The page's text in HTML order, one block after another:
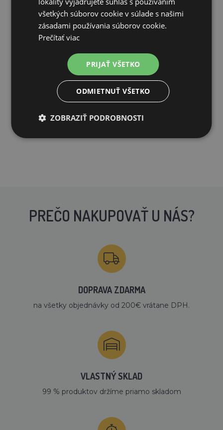
5,10€
2,11€
SKLADOM
PREČO NAKUPOVAŤ U NÁS?
DOPRAVA ZDARMA
na všetky objednávky od 200€ vrátane DPH.
VLASTNÝ SKLAD
99 % produktov držíme priamo skladom
všetkých súborov cookie v súlade s našimi
zásadami používania súborov cookie.
Prečítať viac
PRIJAŤ VŠETKO
ODMIETNUŤ VŠETKO
ZOBRAZIŤ PODROBNOSTI